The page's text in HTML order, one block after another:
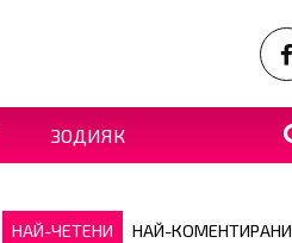
ЗОДИЯК
НАЙ-ЧЕТЕНИ НАЙ-КОМЕНТИРАНИ